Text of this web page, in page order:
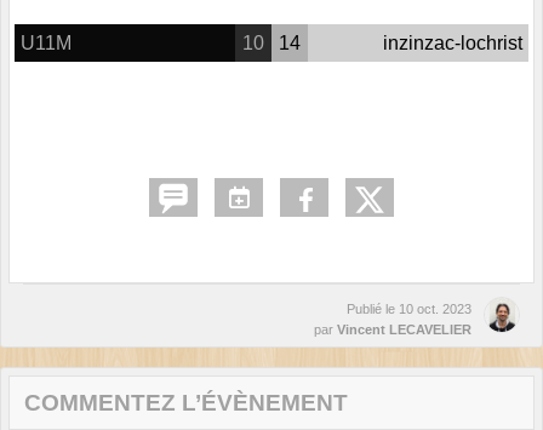
U11M 10 14 inzinzac-lochrist
Publié le 10 oct. 2023
par Vincent LECAVELIER
COMMENTEZ L’ÉVÈNEMENT